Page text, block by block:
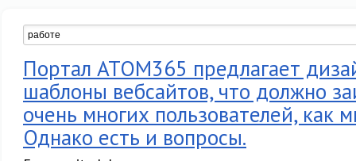
Портал АТОМ365 предлагает
шаблоны вебсайтов, что должно
очень многих пользователей, как
Однако есть и вопросы.